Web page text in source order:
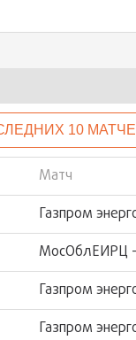
10
Матч
Газпром
МосОблЕИРЦ -
Газпром
Газпром